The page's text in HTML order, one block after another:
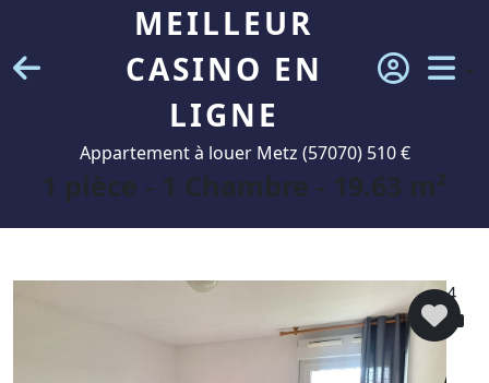
MEILLEUR
CASINO EN
LIGNE
Appartement à louer Metz (57070) 510 €
1 pièce - 1 Chambre - 19.63 m²
4